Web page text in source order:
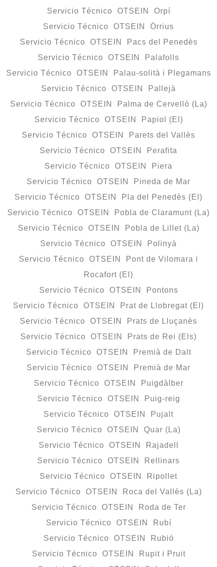
Servicio Técnico OTSEIN Orpí
Servicio Técnico OTSEIN Òrrius
Servicio Técnico OTSEIN Pacs del Penedès
Servicio Técnico OTSEIN Palafolls
Servicio Técnico OTSEIN Palau-solità i Plegamans
Servicio Técnico OTSEIN Pallejà
Servicio Técnico OTSEIN Palma de Cervelló (La)
Servicio Técnico OTSEIN Papiol (El)
Servicio Técnico OTSEIN Parets del Vallès
Servicio Técnico OTSEIN Perafita
Servicio Técnico OTSEIN Piera
Servicio Técnico OTSEIN Pineda de Mar
Servicio Técnico OTSEIN Pla del Penedès (El)
Servicio Técnico OTSEIN Pobla de Claramunt (La)
Servicio Técnico OTSEIN Pobla de Lillet (La)
Servicio Técnico OTSEIN Polinyà
Servicio Técnico OTSEIN Pont de Vilomara i
Rocafort (El)
Servicio Técnico OTSEIN Pontons
Servicio Técnico OTSEIN Prat de Llobregat (El)
Servicio Técnico OTSEIN Prats de Lluçanès
Servicio Técnico OTSEIN Prats de Rei (Els)
Servicio Técnico OTSEIN Premià de Dalt
Servicio Técnico OTSEIN Premià de Mar
Servicio Técnico OTSEIN Puigdàlber
Servicio Técnico OTSEIN Puig-reig
Servicio Técnico OTSEIN Pujalt
Servicio Técnico OTSEIN Quar (La)
Servicio Técnico OTSEIN Rajadell
Servicio Técnico OTSEIN Rellinars
Servicio Técnico OTSEIN Ripollet
Servicio Técnico OTSEIN Roca del Vallès (La)
Servicio Técnico OTSEIN Roda de Ter
Servicio Técnico OTSEIN Rubí
Servicio Técnico OTSEIN Rubió
Servicio Técnico OTSEIN Rupit i Pruit